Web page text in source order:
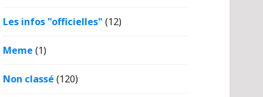
Les infos "officielles" (12)
Meme (1)
Non classé (120)